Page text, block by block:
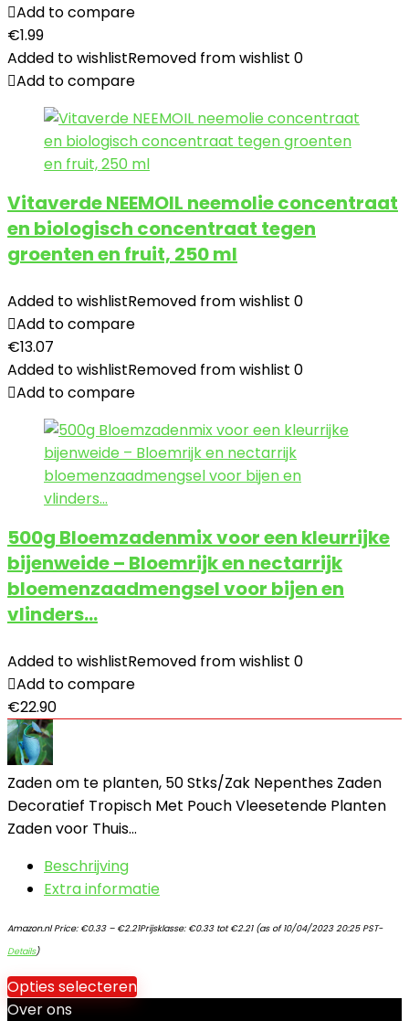
Add to compare
€1.99
Added to wishlistRemoved from wishlist 0
Add to compare
Vitaverde NEEMOIL neemolie concentraat
en biologisch concentraat tegen
groenten en fruit, 250 ml
Added to wishlistRemoved from wishlist 0
Add to compare
€13.07
Added to wishlistRemoved from wishlist 0
Add to compare
500g Bloemzadenmix voor een kleurrijke
bijenweide – Bloemrijk en nectarrijk
bloemenzaadmengsel voor bijen en
vlinders…
Added to wishlistRemoved from wishlist 0
Add to compare
€22.90
Zaden om te planten, 50 Stks/Zak Nepenthes Zaden
Decoratief Tropisch Met Pouch Vleesetende Planten
Zaden voor Thuis…
Beschrijving
Extra informatie
Amazon.nl Price: €0.33 – €2.21Prijsklasse: €0.33 tot €2.21(as of 10/04/2023 20:25 PST-
Details)
Opties selecteren
Over ons